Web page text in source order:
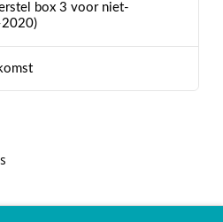
box 3 voor niet-